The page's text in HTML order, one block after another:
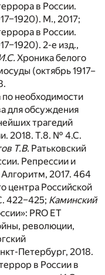
в России.
М., 2017;
в России.
2-е изд.,
Хроника белого
(октябрь 1917–
по необходимости
для обсуждения
трагедий
2018. Т.8. № 4.С.
Т.В. Ратьковский
Репрессии и
2017. 464
центра Российской
422–425; Каминский
PRO ET
революции,
Петербург, 2018.
в России в